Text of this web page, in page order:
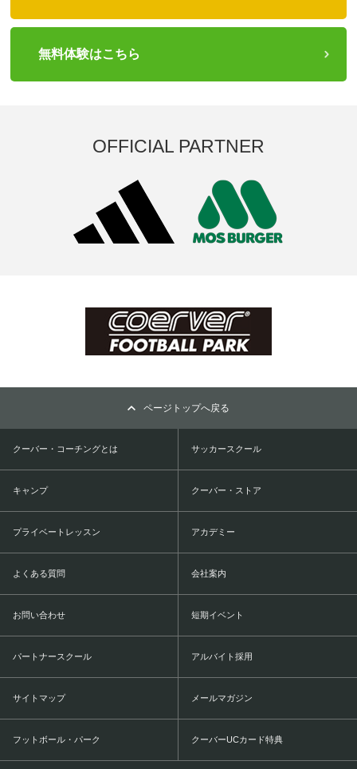
無料体験はこちら
OFFICIAL PARTNER
ページトップへ戻る
クーバー・コーチングとは サッカースクール
キャンプ クーバー・ストア
プライベートレッスン アカデミー
よくある質問 会社案内
お問い合わせ 短期イベント
パートナースクール アルバイト採用
サイトマップ メールマガジン
フットボール・パーク クーバーUCカード特典